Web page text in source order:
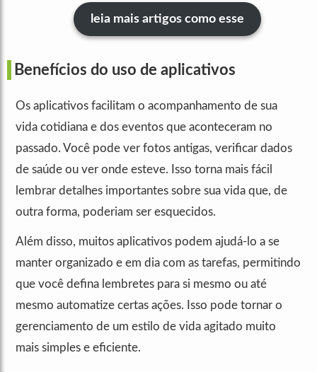
leia mais artigos como esse
Benefícios do uso de aplicativos
Os aplicativos facilitam o acompanhamento de sua
vida cotidiana e dos eventos que aconteceram no
passado. Você pode ver fotos antigas, verificar dados
de saúde ou ver onde esteve. Isso torna mais fácil
lembrar detalhes importantes sobre sua vida que, de
outra forma, poderiam ser esquecidos.
Além disso, muitos aplicativos podem ajudá-lo a se
manter organizado e em dia com as tarefas, permitindo
que você defina lembretes para si mesmo ou até
mesmo automatize certas ações. Isso pode tornar o
gerenciamento de um estilo de vida agitado muito
mais simples e eficiente.